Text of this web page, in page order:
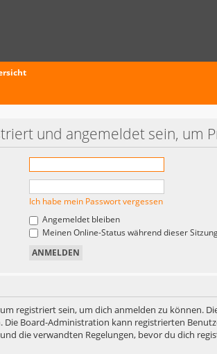
und angemeldet sein, um
Ich habe mein Passwort vergessen
Angemeldet bleiben
Meinen Online-Status während dieser
registriert sein, um dich anmelden zu können.
Die Board-Administration kann registrierten
die verwandten Regelungen, bevor du dich